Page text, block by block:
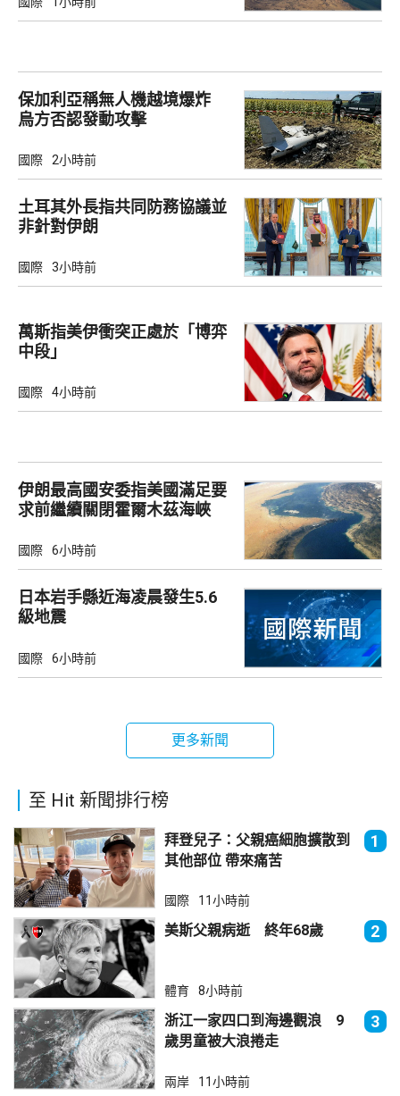
保加利亞稱無人機越境爆炸
烏方否認發動攻擊
國際 2小時前
土耳其外長指共同防務協議並
非針對伊朗
國際 3小時前
萬斯指美伊衝突正處於「博弈
中段」
國際 4小時前
伊朗最高國安委指美國滿足要
求前繼續關閉霍爾木茲海峽
國際 6小時前
日本岩手縣近海凌晨發生5.6
級地震
國際 6小時前
更多新聞
至 Hit 新聞排行榜
拜登兒子：父親癌細胞擴散到
其他部位 帶來痛苦
1
國際 11小時前
美斯父親病逝 終年68歲 2
體育 8小時前
浙江一家四口到海邊觀浪 9
歲男童被大浪捲走
3
兩岸 11小時前